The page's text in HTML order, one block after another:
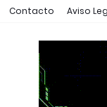
Contacto Aviso